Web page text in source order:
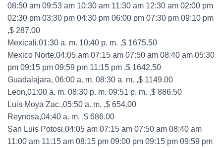
08:50 am 09:53 am 10:30 am 11:30 am 12:30 am 02:00 pm
02:30 pm 03:30 pm 04:30 pm 06:00 pm 07:30 pm 09:10 pm
,$ 287.00
Mexicali,01:30 a. m. 10:40 p. m. ,$ 1675.50
Mexico Norte,04:05 am 07:15 am 07:50 am 08:40 am 05:30
pm 09:15 pm 09:59 pm 11:15 pm ,$ 1642.50
Guadalajara, 06:00 a. m. 08:30 a. m. ,$ 1149.00
Leon,01:00 a. m. 08:30 p. m. 09:51 p. m. ,$ 886.50
Luis Moya Zac.,05:50 a. m. ,$ 654.00
Reynosa,04:40 a. m. ,$ 686.00
San Luis Potosi,04:05 am 07:15 am 07:50 am 08:40 am
11:00 am 11:15 am 08:15 pm 09:00 pm 09:15 pm 09:59 pm